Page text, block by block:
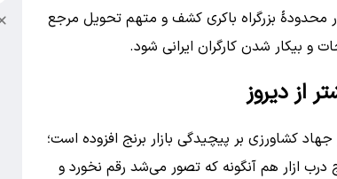
در انباری واقع در محدودهٔ بزرگراه باکری کشف و متهم تحویل مرجع
و بیکار شدن کارگران ایرانی شود.
از دیروز
کشاورزی بر پیچیدگی بازار برنج افزوده است؛
ازار هم آنگونه که تصور می‌شد رقم نخورد و